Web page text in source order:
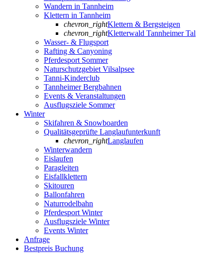
Wandern in Tannheim
Klettern in Tannheim
chevron_rightKlettern & Bergsteigen
chevron_rightKletterwald Tannheimer Tal
Wasser- & Flugsport
Rafting & Canyoning
Pferdesport Sommer
Naturschutzgebiet Vilsalpsee
Tanni-Kinderclub
Tannheimer Bergbahnen
Events & Veranstaltungen
Ausflugsziele Sommer
Winter
Skifahren & Snowboarden
Qualitätsgeprüfte Langlaufunterkunft
chevron_rightLanglaufen
Winterwandern
Eislaufen
Paragleiten
Eisfallklettern
Skitouren
Ballonfahren
Naturrodelbahn
Pferdesport Winter
Ausflugsziele Winter
Events Winter
Anfrage
Bestpreis Buchung